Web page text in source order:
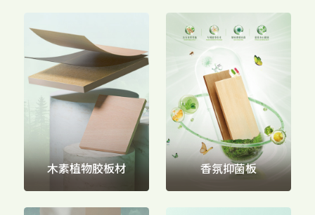
违规投诉
品牌视频
大客户合作
人事招聘
公司公告
公司治理
木素植物胶板材 香氛抑菌板